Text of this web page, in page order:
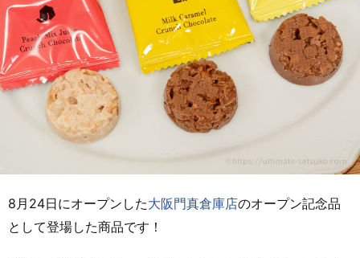
8月24日にオープンした大阪門真倉庫店のオープン記念品
として登場した商品です！